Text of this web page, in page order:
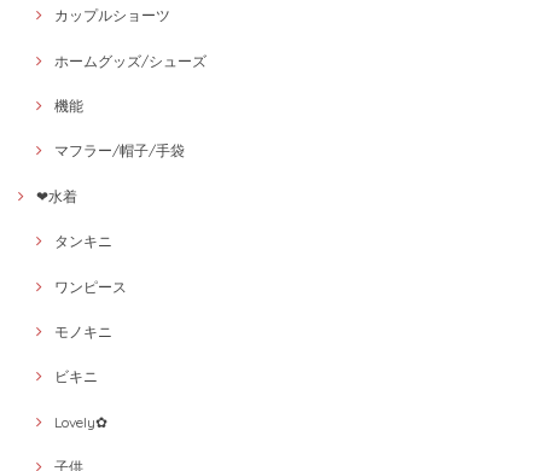
カップルショーツ
ホームグッズ/シューズ
機能
マフラー/帽子/手袋
❤水着
タンキニ
ワンピース
モノキニ
ビキニ
Lovely✿
子供